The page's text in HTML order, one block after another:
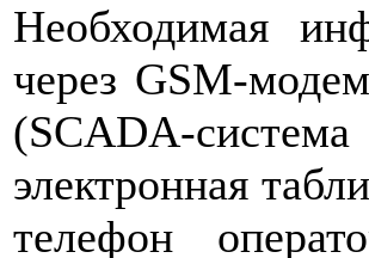
Необходимая
через GSM-
(SCADA-
электронная
телефон